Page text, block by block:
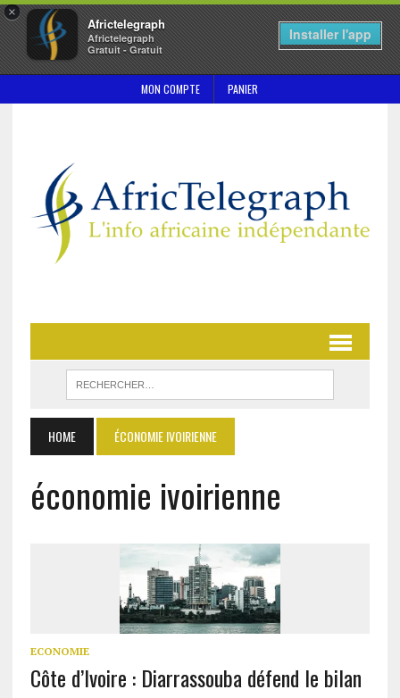
×
Africtelegraph
Africtelegraph
Gratuit - Gratuit
Installer l'app
MON COMPTE PANIER
HOME ÉCONOMIE IVOIRIENNE
économie ivoirienne
ECONOMIE
Côte d’Ivoire : Diarrassouba défend le bilan